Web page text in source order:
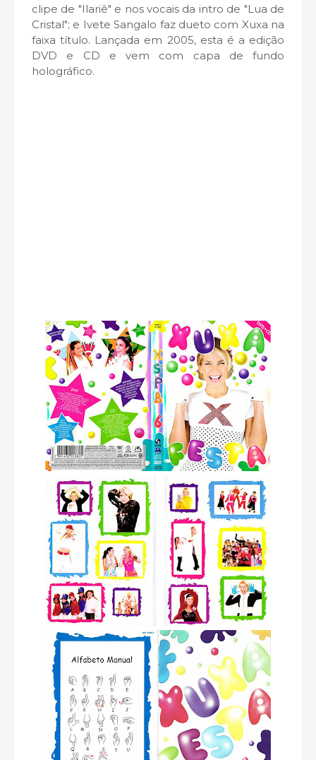
clipe de "Ilariê" e nos vocais da intro de "Lua de
Cristal"; e Ivete Sangalo faz dueto com Xuxa na
faixa título. Lançada em 2005, esta é a edição
DVD e CD e vem com capa de fundo
holográfico.